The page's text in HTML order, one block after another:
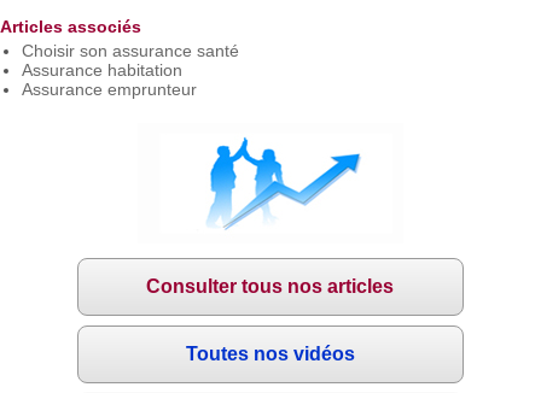
Articles associés
Choisir son assurance santé
Assurance habitation
Assurance emprunteur
Consulter tous nos articles
Toutes nos vidéos